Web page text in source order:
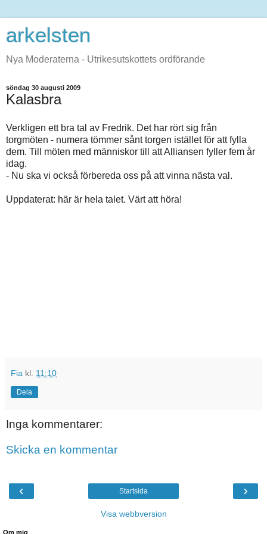
arkelsten
Nya Moderaterna - Utrikesutskottets ordförande
söndag 30 augusti 2009
Kalasbra
Verkligen ett bra tal av Fredrik. Det har rört sig från
torgmöten - numera tömmer sånt torgen istället för att fylla
dem. Till möten med människor till att Alliansen fyller fem år
idag.
- Nu ska vi också förbereda oss på att vinna nästa val.
Uppdaterat: här är hela talet. Värt att höra!
Fia kl. 11:10
Dela
Inga kommentarer:
Skicka en kommentar
‹ ›
Startsida
Visa webbversion
Om mig